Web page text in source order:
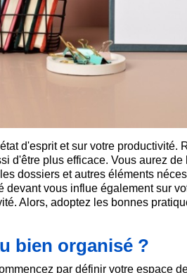
d'esprit et sur votre productivité.
d'être plus efficace. Vous aurez
dossiers et autres éléments
vous influe également sur
Alors, adoptez les bonnes
bien organisé ?
par définir votre espace